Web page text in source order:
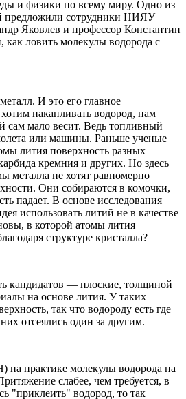
и физики по всему миру. Одно из
предложили сотрудники НИЯУ
Яковлев и профессор Константин
ловить молекулы водорода с
И это его главное
накапливать водород, нам
сам мало весит. Ведь топливный
или машины. Раньше ученые
лития поверхность разных
кремния и других. Но здесь
металла не хотят равномерно
Они собираются в комочки,
падает. В основе исследования
использовать литий не в качестве
в которой атомы лития
структуре кристалла?
кандидатов — плоские, толщиной
на основе лития. У таких
так что водороду есть где
отсеялись один за другим.
на практике молекулы водорода на
слабее, чем требуется, в
"приклеить" водород, то так